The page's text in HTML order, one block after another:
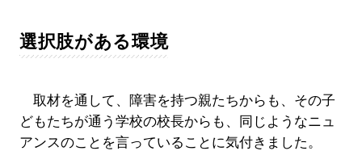
選択肢がある環境
取材を通して、障害を持つ親たちからも、その子
どもたちが通う学校の校長からも、同じようなニュ
アンスのことを言っていることに気付きました。